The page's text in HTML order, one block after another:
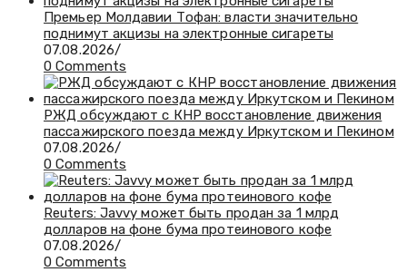
Премьер Молдавии Тофан: власти значительно
поднимут акцизы на электронные сигареты
07.08.2026/
0 Comments
РЖД обсуждают с КНР восстановление движения
пассажирского поезда между Иркутском и Пекином
07.08.2026/
0 Comments
Reuters: Javvy может быть продан за 1 млрд
долларов на фоне бума протеинового кофе
07.08.2026/
0 Comments